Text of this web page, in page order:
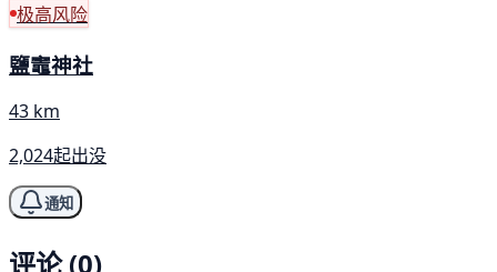
极高风险
鹽竈神社
43 km
2,024起出没
通知
评论 (0)